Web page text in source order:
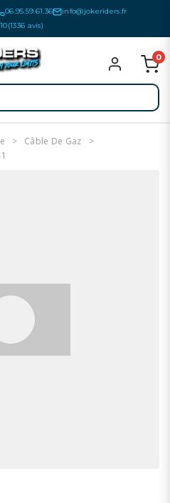
06.95.59.61.36
info@jokeriders.fr
(1336 avis)
0
Câble De Gaz